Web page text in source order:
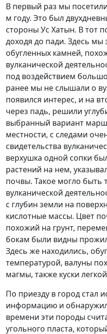
В первый раз мы
м году. Это был
стороны Ус Хатын. В тот
доходя до пади. Здесь мы
обугленных камней,
вулканической
под воздействием
ранее мы не слышали о
появился интерес, и на
через падь, решили
выбранный вариант
местности, с следами
свидетельства
верхушка одной сопки
растений на нем,
почвы. Такое могло быть
вулканической
с глубин земли на
кислотные массы. Цвет
похожий на грунт,
бокам были видны
Здесь же находились,
температурой, валуны
магмы, также куски
По приезду в город стал
информацию и
времени эти породы
угольного пласта,